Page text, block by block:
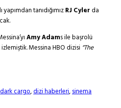
yapımdan tanıdığımızRJ Cyler da
Amy Adams ile başrolü
Messina HBO dizisi “The
dark cargo,dizi haberleri,sinema